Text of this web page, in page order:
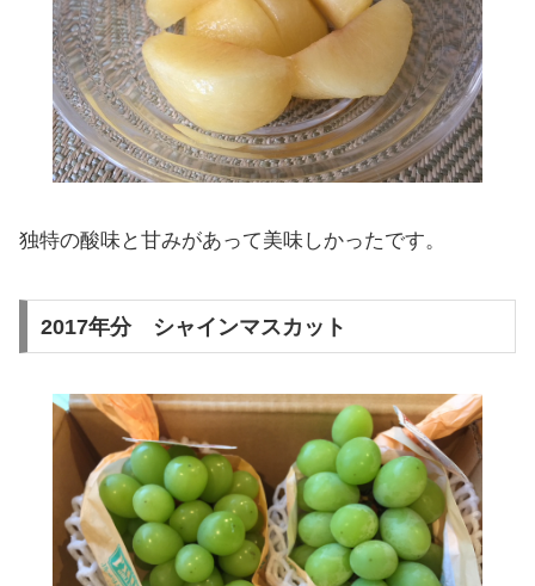
独特の酸味と甘みがあって美味しかったです。
2017年分 シャインマスカット